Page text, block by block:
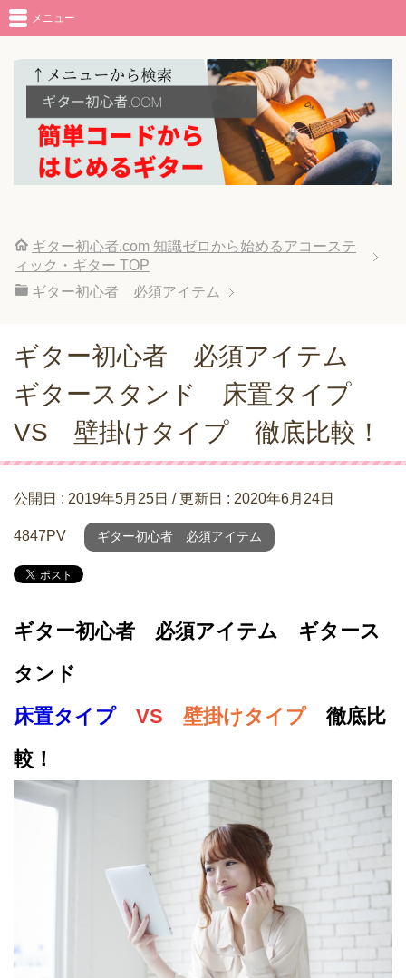
メニュー
ギター初心者.com 知識ゼロから始めるアコーステ
ィック・ギター TOP
ギター初心者 必須アイテム
ギター初心者 必須アイテム
ギタースタンド 床置タイプ
VS 壁掛けタイプ 徹底比較！
公開日 : 2019年5月25日 / 更新日 : 2020年6月24日
4847PV ギター初心者 必須アイテム
ギター初心者 必須アイテム ギタース
タンド
床置タイプ
VS 壁掛けタイプ徹底比
較！